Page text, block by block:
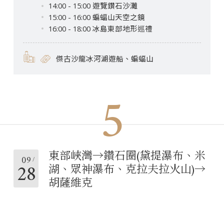
14:00 - 15:00 遊覽鑽石沙灘
15:00 - 16:00 蝙蝠山天空之鏡
16:00 - 18:00 冰島東部地形巡禮
傑古沙龍冰河湖遊船、蝙蝠山
5
09
28
東部峽灣→鑽石圈(黛提瀑布、米
湖、眾神瀑布、克拉夫拉火山)→
胡薩維克